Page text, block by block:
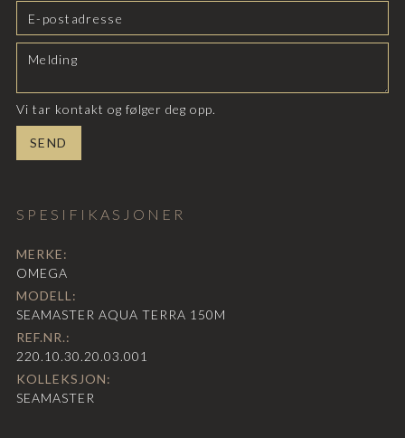
Vi tar kontakt og følger deg opp.
SPESIFIKASJONER
MERKE:
OMEGA
MODELL:
SEAMASTER AQUA TERRA 150M
REF.NR.:
220.10.30.20.03.001
KOLLEKSJON:
SEAMASTER